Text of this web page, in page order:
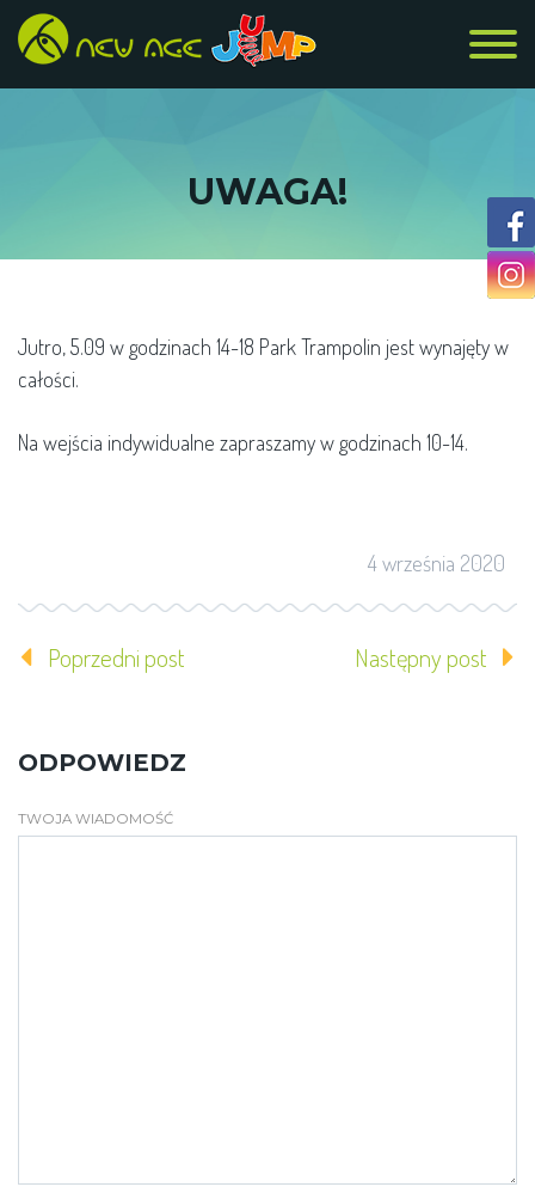
UWAGA!
Jutro, 5.09 w godzinach 14-18 Park Trampolin jest wynajęty w
całości.
Na wejścia indywidualne zapraszamy w godzinach 10-14.
4 września 2020
Poprzedni post Następny post
ODPOWIEDZ
TWOJA WIADOMOŚĆ